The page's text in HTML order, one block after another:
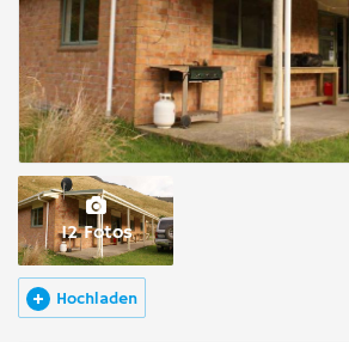
12 Fotos
Hochladen